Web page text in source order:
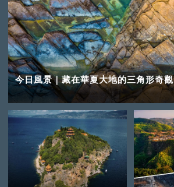
今日風景｜藏在華夏大地的三角形奇觀